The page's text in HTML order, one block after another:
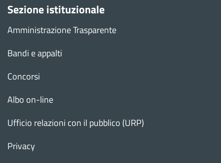
Sezione istituzionale
Amministrazione Trasparente
Bandi e appalti
Concorsi
Albo on-line
Ufficio relazioni con il pubblico (URP)
Privacy